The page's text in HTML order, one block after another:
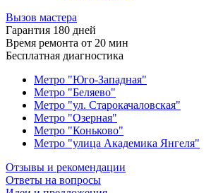
Вызов мастера
Гарантия 180 дней
Время ремонта от 20 мин
Бесплатная диагностика
Метро "Юго-Западная"
Метро "Беляево"
Метро "ул. Старокачаловская"
Метро "Озерная"
Метро "Коньково"
Метро "улица Академика Янгеля"
Отзывы и рекомендации
Ответы на вопросы